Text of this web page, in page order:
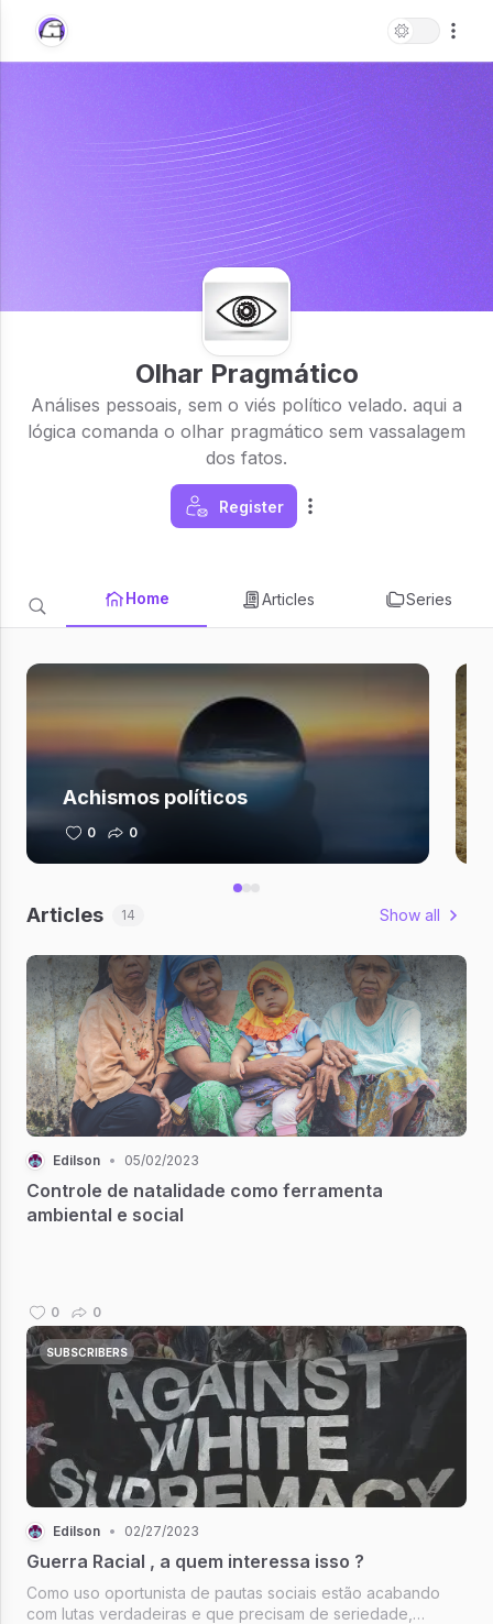
Olhar Pragmático
Análises pessoais, sem o viés político velado. aqui a
lógica comanda o olhar pragmático sem vassalagem
dos fatos.
Register
Home Articles Series
Achismos políticos
0 0
Articles 14 Show all
Edilson • 05/02/2023
Controle de natalidade como ferramenta
ambiental e social
0 0
SUBSCRIBERS
Edilson • 02/27/2023
Guerra Racial , a quem interessa isso ?
Como uso oportunista de pautas sociais estão acabando
com lutas verdadeiras e que precisam de seriedade,